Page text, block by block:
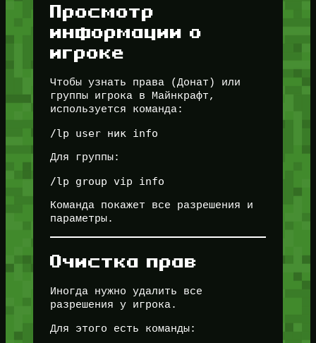
Просмотр
информации о
игроке
Чтобы узнать права (Донат) или
группы игрока в Майнкрафт,
используется команда:
Для группы:
Команда покажет все разрешения и
параметры.
Очистка прав
Иногда нужно удалить все
разрешения у игрока.
Для этого есть команды: